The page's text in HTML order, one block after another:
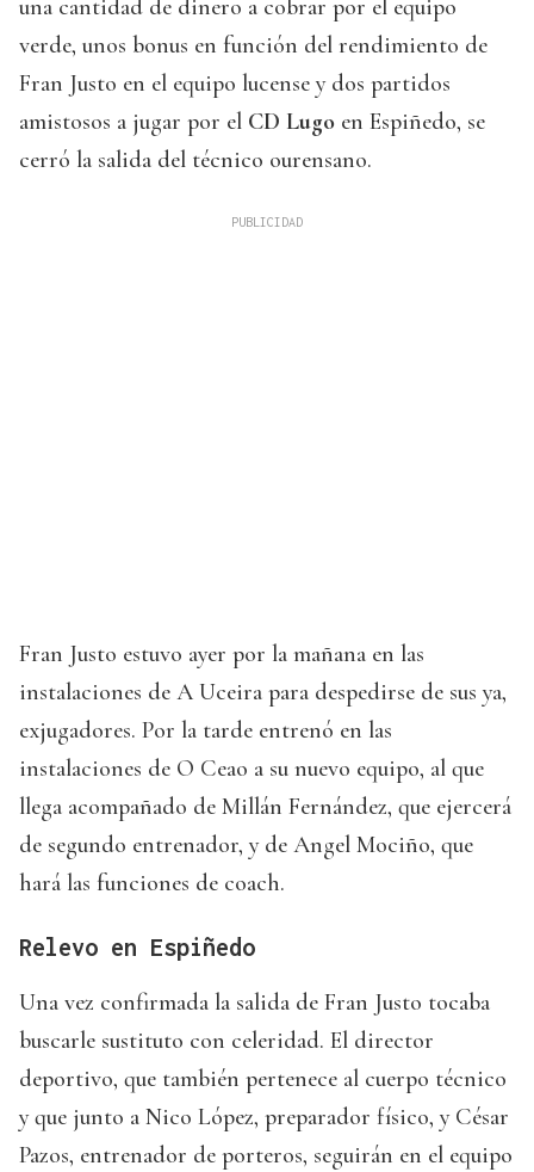
una cantidad de dinero a cobrar por el equipo
verde, unos bonus en función del rendimiento de
Fran Justo en el equipo lucense y dos partidos
amistosos a jugar por el CD Lugo en Espiñedo, se
cerró la salida del técnico ourensano.
Fran Justo estuvo ayer por la mañana en las
instalaciones de A Uceira para despedirse de sus ya,
exjugadores. Por la tarde entrenó en las
instalaciones de O Ceao a su nuevo equipo, al que
llega acompañado de Millán Fernández, que ejercerá
de segundo entrenador, y de Angel Mociño, que
hará las funciones de coach.
Relevo en Espiñedo
Una vez confirmada la salida de Fran Justo tocaba
buscarle sustituto con celeridad. El director
deportivo, que también pertenece al cuerpo técnico
y que junto a Nico López, preparador físico, y César
Pazos, entrenador de porteros, seguirán en el equipo